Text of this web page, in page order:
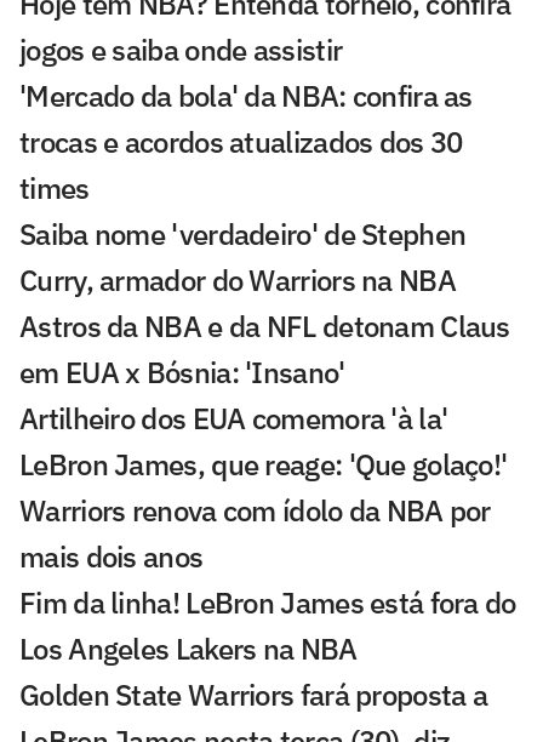
jogos e saiba onde assistir
'Mercado da bola' da NBA: confira as
trocas e acordos atualizados dos 30
times
Saiba nome 'verdadeiro' de Stephen
Curry, armador do Warriors na NBA
Astros da NBA e da NFL detonam Claus
em EUA x Bósnia: 'Insano'
Artilheiro dos EUA comemora 'à la'
LeBron James, que reage: 'Que golaço!'
Warriors renova com ídolo da NBA por
mais dois anos
Fim da linha! LeBron James está fora do
Los Angeles Lakers na NBA
Golden State Warriors fará proposta a